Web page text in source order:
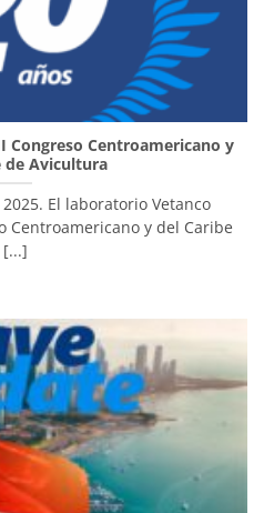
Congreso Centroamericano y
de Avicultura
El laboratorio Vetanco
Centroamericano y del Caribe
[...]